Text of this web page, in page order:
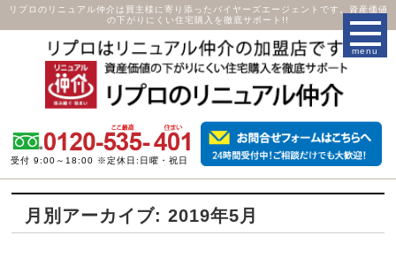
リプロのリニュアル仲介は買主様に寄り添ったバイヤーズエージェントです。資産価値
の下がりにくい住宅購入を徹底サポート!!
受付 9:00～18:00 ※定休日:日曜・祝日
月別アーカイブ: 2019年5月